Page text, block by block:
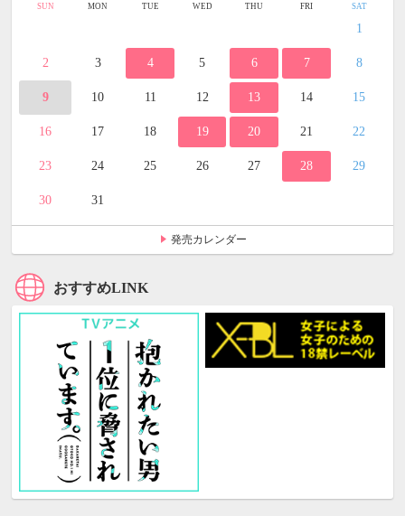
SUN MON TUE WED THU FRI SAT
1
2 3 4 5 6 7 8
9 10 11 12 13 14 15
16 17 18 19 20 21 22
23 24 25 26 27 28 29
30 31
発売カレンダー
おすすめLINK